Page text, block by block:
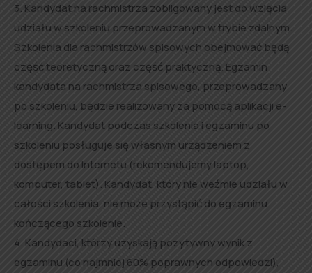
3. Kandydat na rachmistrza zobligowany jest do wzięcia
udziału w szkoleniu przeprowadzanym w trybie zdalnym.
Szkolenia dla rachmistrzów spisowych obejmować będą
część teoretyczną oraz część praktyczną. Egzamin
kandydata na rachmistrza spisowego, przeprowadzany
po szkoleniu, będzie realizowany za pomocą aplikacji e-
learning. Kandydat podczas szkolenia i egzaminu po
szkoleniu posługuje się własnym urządzeniem z
dostępem do Internetu (rekomendujemy laptop,
komputer, tablet). Kandydat, który nie weźmie udziału w
całości szkolenia, nie może przystąpić do egzaminu
kończącego szkolenie.
4. Kandydaci, którzy uzyskają pozytywny wynik z
egzaminu (co najmniej 60% poprawnych odpowiedzi),